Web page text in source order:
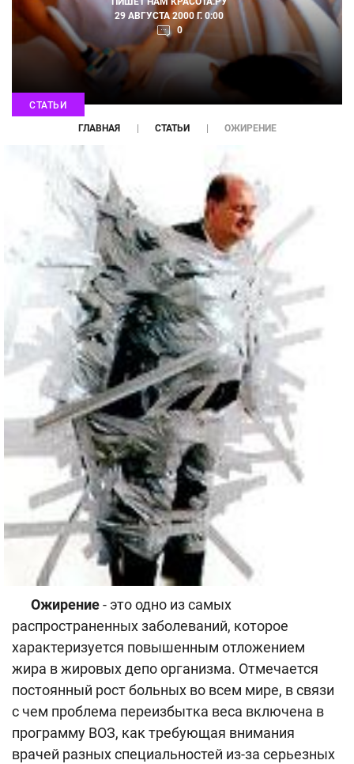
29 АВГУСТА 2000 Г. 0:00
0
СТАТЬИ
ГЛАВНАЯ СТАТЬИ ОЖИРЕНИЕ
Ожирение- это одно из самых
распространенных заболеваний, которое
характеризуется повышенным отложением
жира в жировых депо организма. Отмечается
постоянный рост больных во всем мире, в связи
с чем проблема переизбытка веса включена в
программу ВОЗ, как требующая внимания
врачей разных специальностей из-за серьезных